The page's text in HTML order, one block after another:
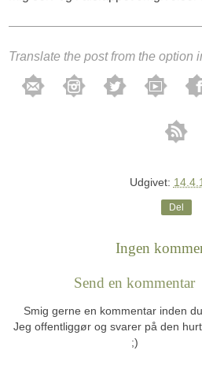
Translate the post from the option
Udgivet:
Del
Ingen
Send en kommentar
Smig gerne en kommentar inden
Jeg offentliggør og svarer på den
;)